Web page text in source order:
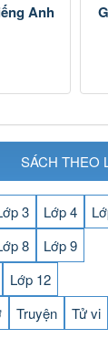
Anh
SÁCH THEO
3 Lớp 4
8
Lớp 9
Lớp 12
Truyện Tử vi